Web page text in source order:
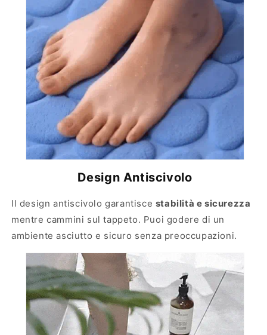
Design Antiscivolo
Il design antiscivolo garantisce stabilità e sicurezza
mentre cammini sul tappeto. Puoi godere di un
ambiente asciutto e sicuro senza preoccupazioni.